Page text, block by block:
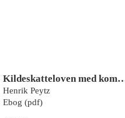
Kildeskatteloven
Henrik Peytz
Ebog (pdf)